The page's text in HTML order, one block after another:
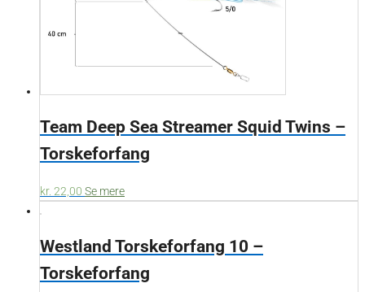
Team Deep Sea Streamer Squid Twins –
Torskeforfang
kr. 22,00 Se mere
Westland Torskeforfang 10 –
Torskeforfang